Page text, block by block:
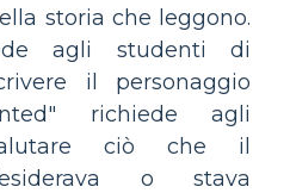
storia che leggono.
agli studenti di
il personaggio
richiede agli
ciò che il
o stava